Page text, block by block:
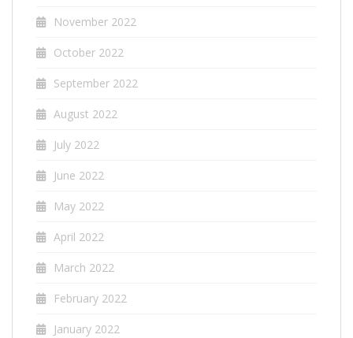
November 2022
October 2022
September 2022
August 2022
July 2022
June 2022
May 2022
April 2022
March 2022
February 2022
January 2022